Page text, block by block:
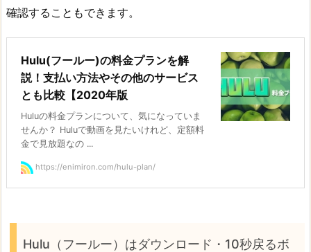
確認することもできます。
Hulu(フールー)の料金プランを解
説！支払い方法やその他のサービス
とも比較【2020年版
Huluの料金プランについて、気になっていま
せんか？ Huluで動画を見たいけれど、定額料
金で見放題なの ...
https://enimiron.com/hulu-plan/
Hulu（フールー）はダウンロード・10秒戻るボ